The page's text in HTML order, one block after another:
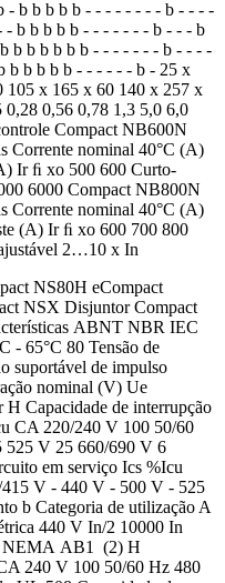
- b b b b b - - - - - - - - b - - - -
b b b b b - - - - - - - b - - - b
b b b b b b - - - - - - - b - - - -
b b b b b - - - - - - b - 25 x
105 x 165 x 60 140 x 257 x
0,56 0,78 1,3 5,0 6,0
Compact NB600N
Corrente nominal 40°C (A)
Ir ﬁ xo 500 600 Curto-
6000 Compact NB800N
Corrente nominal 40°C (A)
(A) Ir ﬁ xo 600 700 800
2…10 x In
NS80H eCompact
NSX Disjuntor Compact
ABNT NBR IEC
- 65°C 80 Tensão de
suportável de impulso
nominal (V) Ue
Capacidade de interrupção
CA 220/240 V 100 50/60
V 25 660/690 V 6
em serviço Ics %Icu
V - 440 V - 500 V - 525
b Categoria de utilização A
440 V In/2 10000 In
NEMA AB1 (2) H
240 V 100 50/60 Hz 480